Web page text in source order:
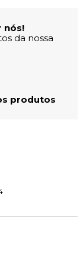
nós!
da nossa
produtos